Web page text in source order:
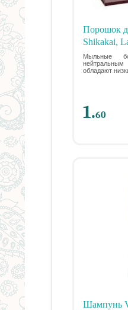
Порошок
Shikakai,
Мыльные
обладают
1.60
Шампунь